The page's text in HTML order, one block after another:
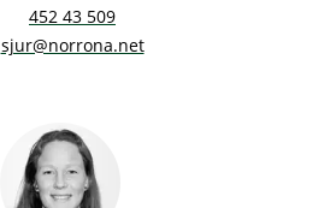
452 43 509
sjur@norrona.net